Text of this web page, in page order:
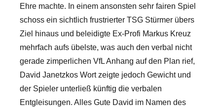
Ehre machte. In einem ansonsten sehr fairen Spiel
schoss ein sichtlich frustrierter TSG Stürmer übers
Ziel hinaus und beleidigte Ex-Profi Markus Kreuz
mehrfach aufs übelste, was auch den verbal nicht
gerade zimperlichen VfL Anhang auf den Plan rief,
David Janetzkos Wort zeigte jedoch Gewicht und
der Spieler unterließ künftig die verbalen
Entgleisungen. Alles Gute David im Namen des